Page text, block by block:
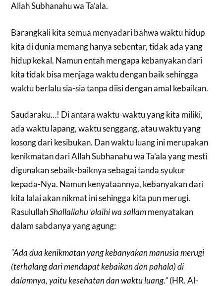
Allah Subhanahu wa Ta’ala.
Barangkali kita semua menyadari bahwa waktu hidup
kita di dunia memang hanya sebentar, tidak ada yang
hidup kekal. Namun entah mengapa kebanyakan dari
kita tidak bisa menjaga waktu dengan baik sehingga
waktu berlalu sia-sia tanpa diisi dengan amal kebaikan.
Saudaraku…! Di antara waktu-waktu yang kita miliki,
ada waktu lapang, waktu senggang, atau waktu yang
kosong dari kesibukan. Dan waktu luang ini merupakan
kenikmatan dari Allah Subhanahu wa Ta’ala yang mesti
digunakan sebaik-baiknya sebagai tanda syukur
kepada-Nya. Namun kenyataannya, kebanyakan dari
kita lalai akan nikmat ini sehingga kita pun merugi.
RasulullahShallallahu ‘alaihi wa sallammenyatakan
dalam sabdanya yang agung:
“Ada dua kenikmatan yang kebanyakan manusia merugi
(terhalang dari mendapat kebaikan dan pahala) di
dalamnya, yaitu kesehatan dan waktu luang.”(HR. Al-